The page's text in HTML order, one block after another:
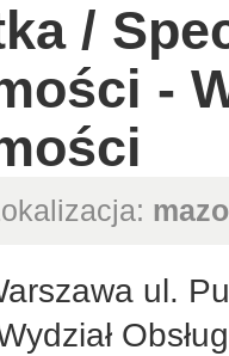
/
-
ul.